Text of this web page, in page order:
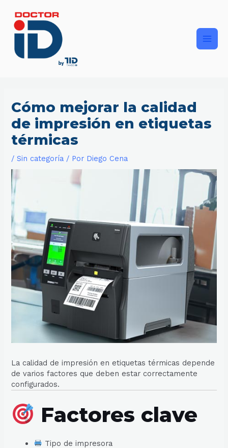
contenido
Cómo mejorar la calidad
de impresión en etiquetas
térmicas
/Sin categoría / Por Diego Cena
La calidad de impresión en etiquetas térmicas depende
de varios factores que deben estar correctamente
configurados.
Factores clave
Tipo de impresora